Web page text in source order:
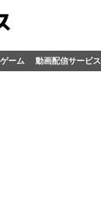
ーム 動画配信サービス